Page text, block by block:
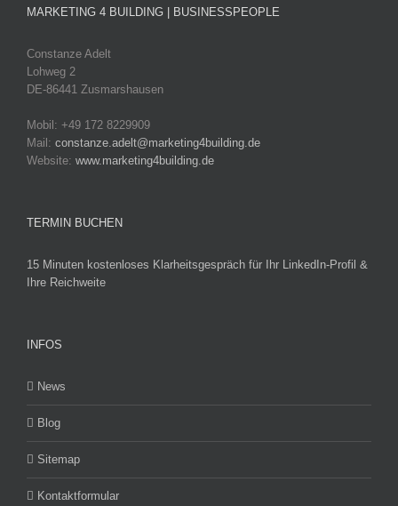
MARKETING 4 BUILDING | BUSINESSPEOPLE
Constanze Adelt
Lohweg 2
DE-86441 Zusmarshausen
Mobil: +49 172 8229909
Mail: constanze.adelt@marketing4building.de
Website: www.marketing4building.de
TERMIN BUCHEN
15 Minuten kostenloses Klarheitsgespräch für Ihr LinkedIn-Profil &
Ihre Reichweite
INFOS
News
Blog
Sitemap
Kontaktformular